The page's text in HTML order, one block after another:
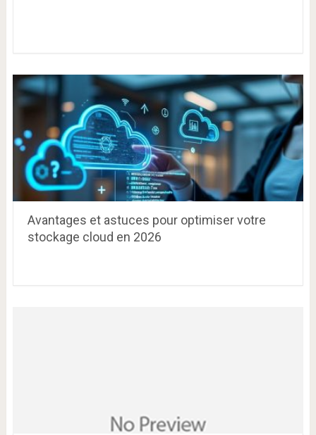
Avantages et astuces pour optimiser votre
stockage cloud en 2026